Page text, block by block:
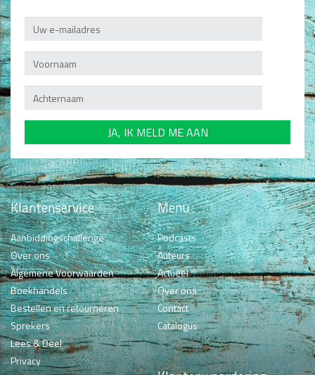
Klantenservice
Aanbiddingschallenge
Over ons
Algemene Voorwaarden
Boekhandels
Bestellen en retourneren
Sprekers
Lees & Deel
Privacy
Menu
Podcasts
Auteurs
Actueel
Over ons
Contact
Catalogus